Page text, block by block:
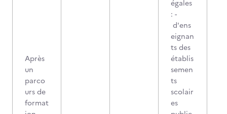
Après
un
parco
urs de
format
égales
: -
d'ens
eignan
ts des
établis
semen
ts
scolair
es